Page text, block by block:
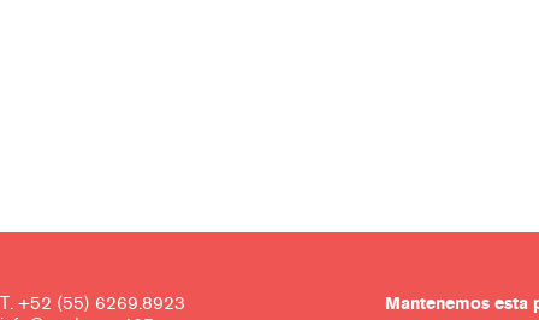
T. +52 (55) 6269.8923
Mantenemos